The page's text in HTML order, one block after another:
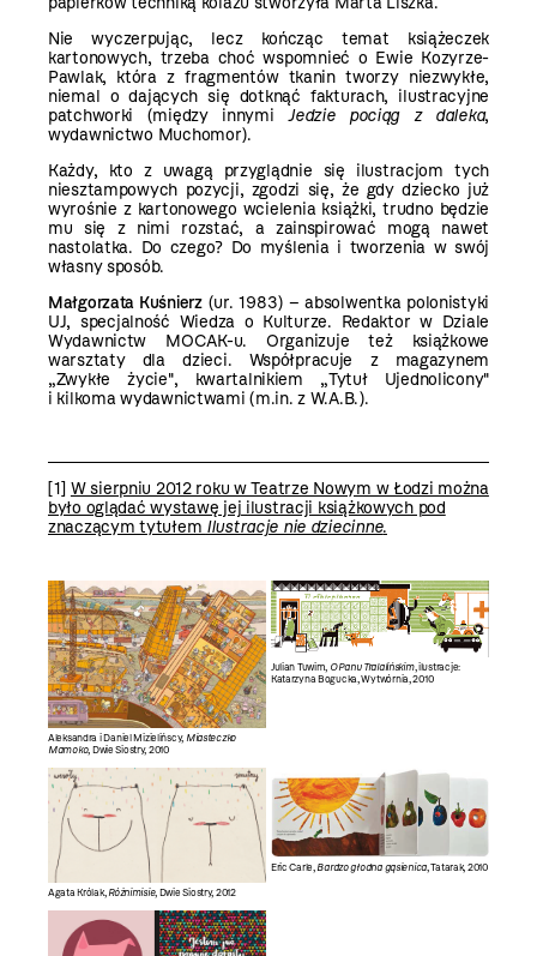
Nie wyczerpując, lecz kończąc temat książeczek
kartonowych, trzeba choć wspomnieć o Ewie Kozyrze-
Pawlak, która z fragmentów tkanin tworzy niezwykłe,
niemal o dających się dotknąć fakturach, ilustracyjne
patchworki (między innymiJedzie pociąg z daleka,
wydawnictwo Muchomor).
Każdy, kto z uwagą przyglądnie się ilustracjom tych
niesztampowych pozycji, zgodzi się, że gdy dziecko już
wyrośnie z kartonowego wcielenia książki, trudno będzie
mu się z nimi rozstać, a zainspirować mogą nawet
nastolatka. Do czego? Do myślenia i tworzenia w swój
własny sposób.
Małgorzata Kuśnierz(ur. 1983) – absolwentka polonistyki
UJ, specjalność Wiedza o Kulturze. Redaktor w Dziale
Wydawnictw MOCAK-u. Organizuje też książkowe
warsztaty dla dzieci. Współpracuje z magazynem
„Zwykłe życie", kwartalnikiem „Tytuł Ujednolicony"
i kilkoma wydawnictwami (m.in. z W.A.B.).
[1] W sierpniu 2012 roku w Teatrze Nowym w Łodzi można
było oglądać wystawę jej ilustracji książkowych pod
znaczącym tytułem Ilustracje nie dziecinne.
Aleksandra i Daniel Mizielińscy, Miasteczko
Mamoko, Dwie Siostry, 2010
Julian Tuwim, O Panu Tralalińskim, ilustracje:
Katarzyna Bogucka, Wytwórnia, 2010
Agata Królak, Różnimisie, Dwie Siostry, 2012
Eric Carle, Bardzo głodna gąsienica , Tatarak, 2010